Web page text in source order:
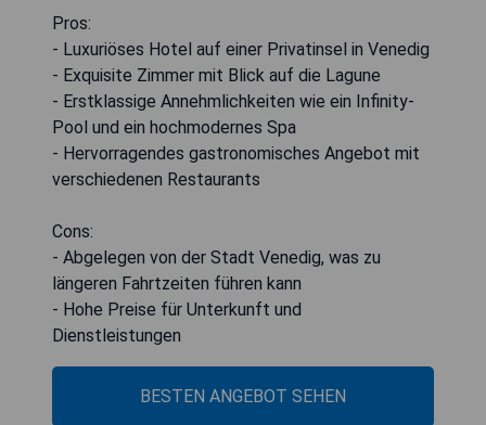
Pros:
- Luxuriöses Hotel auf einer Privatinsel in Venedig
- Exquisite Zimmer mit Blick auf die Lagune
- Erstklassige Annehmlichkeiten wie ein Infinity-
Pool und ein hochmodernes Spa
- Hervorragendes gastronomisches Angebot mit
verschiedenen Restaurants
Cons:
- Abgelegen von der Stadt Venedig, was zu
längeren Fahrtzeiten führen kann
- Hohe Preise für Unterkunft und
Dienstleistungen
BESTEN ANGEBOT SEHEN